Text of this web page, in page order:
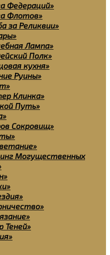
Федераций»
Флотов»
за Реликвии»
Лампа»
Полк»
кухня»
Руины»
Клинка»
Путь»
Сокровищ»
Могущественных
Теней»